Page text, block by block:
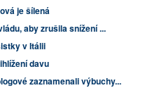
je šílená
aby zrušila snížení ...
v Itálii
davu
zaznamenali výbuchy...